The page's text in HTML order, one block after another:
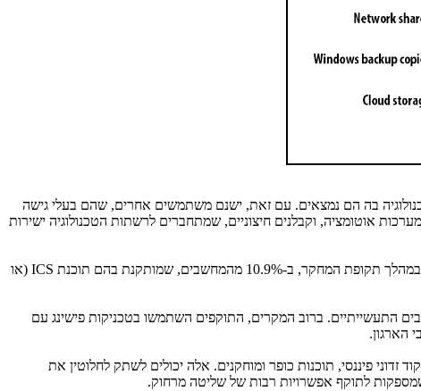
בה הם נמצאים. עם זאת, ישנם משתמשים אחרים, שהם בעלי גישה
אוטומציה, וקבלנים חיצוניים, שמתחברים לרשתות הטכנולוגיה ישירות
מהמחשבים, שמותקנת בהם תוכנת ICS (או
וקוד זדוני, שמוטמע בגוף ההודעה, תופסים את המקום השלישי בקרב האיומים, כשאלה נחסמו ב-8.1% מכל המחשבים התעשייתיים. ברוב המקרים, התוקפים השתמשו בטכניקות פישינג עם
הארגון.
זדוני פיננסי, תוכנות כופר ומוחקנים. אלה יכולים לשתק לחלוטין את
לתוקף אפשרויות רבות של שליטה מרחוק.